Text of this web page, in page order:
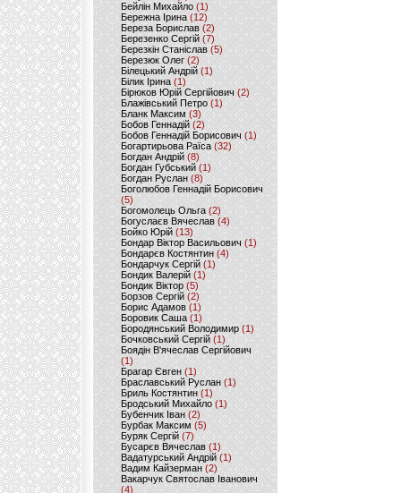
Бейлін Михайло (1)
Бережна Ірина(12)
Береза Борислав(2)
Березенко Сергій (7)
Березкін Станіслав (5)
Березюк Олег(2)
Білецький Андрій (1)
Білик Ірина (1)
Бірюков Юрій Сергійович (2)
Блажівський Петро (1)
Бланк Максим(3)
Бобов Геннадій (2)
Бобов Геннадій Борисович (1)
Богартирьова Раїса (32)
Богдан Андрій(8)
Богдан Губський (1)
Богдан Руслан(8)
Боголюбов Геннадій Борисович
(5)
Богомолець Ольга (2)
Богуслаєв Вячеслав (4)
Бойко Юрій (13)
Бондар Віктор Васильович (1)
Бондарєв Костянтин (4)
Бондарчук Сергій(1)
Бондик Валерій (1)
Бондик Віктор(5)
Борзов Сергiй (2)
Борис Адамов(1)
Боровик Саша (1)
Бородянський Володимир (1)
Бочковський Сергій (1)
Боядін В'ячеслав Сергійович
(1)
Брагар Євген (1)
Браславський Руслан (1)
Бриль Костянтин (1)
Бродський Михайло (1)
Бубенчик Іван(2)
Бурбак Максим (5)
Буряк Сергій (7)
Бусарєв Вячеслав (1)
Вадатурський Андрій (1)
Вадим Кайзерман (2)
Вакарчук Святослав Іванович
(4)